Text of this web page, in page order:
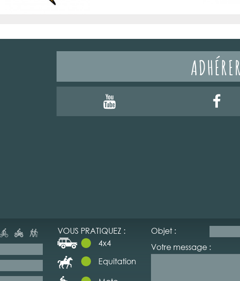
ADHÉRER
VOUS PRATIQUEZ :
4x4
Equitation
Objet :
Votre message :